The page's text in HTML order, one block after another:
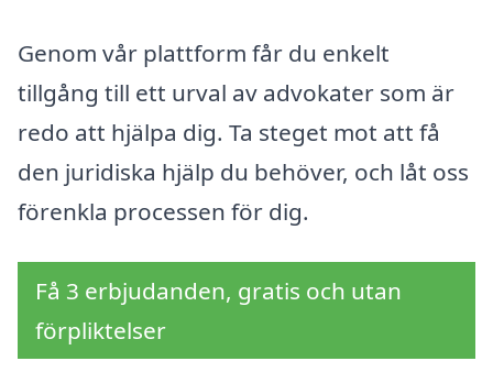
Genom vår plattform får du enkelt
tillgång till ett urval av advokater som är
redo att hjälpa dig. Ta steget mot att få
den juridiska hjälp du behöver, och låt oss
förenkla processen för dig.
Få 3 erbjudanden, gratis och utan
förpliktelser